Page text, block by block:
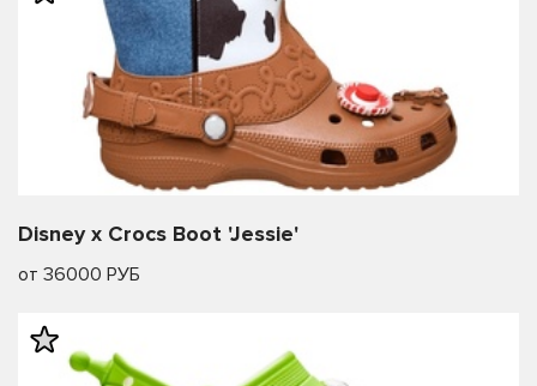
Disney x Crocs Boot 'Jessie'
от 36000 РУБ